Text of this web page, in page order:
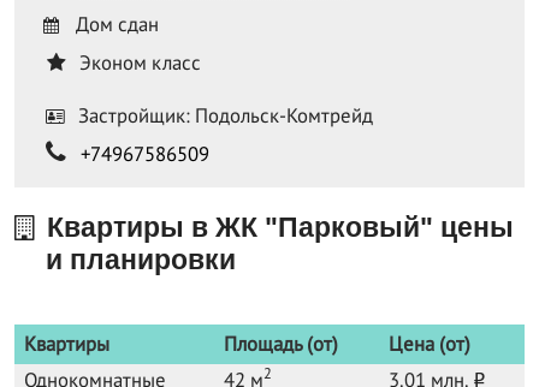
Дом сдан
Эконом класс
Застройщик: Подольск-Комтрейд
+74967586509
Квартиры в ЖК "Парковый" цены
и планировки
Квартиры Площадь (от)
Цена (от)
Однокомнатные
42 м2 3.01 млн. o